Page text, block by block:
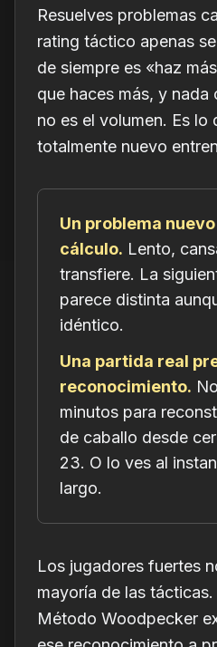
Resuelves problemas
rating táctico apenas
de siempre es «haz
que haces más, y nada
no es el volumen. Es lo
totalmente nuevo
Un problema
cálculo. Lento,
transfiere. La
parece distinta
idéntico.
Una partida real
reconocimiento.
minutos para
de caballo desde
23. O lo ves al
largo.
Los jugadores fuertes
mayoría de las tácticas.
Método Woodpecker